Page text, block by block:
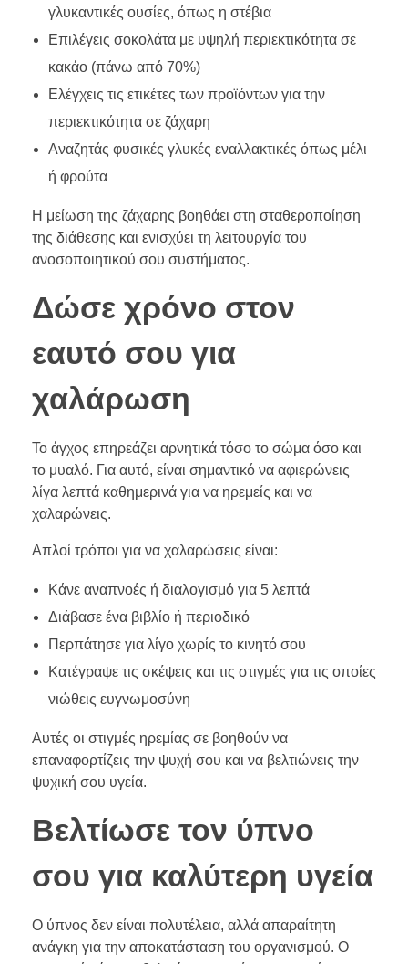
γλυκαντικές ουσίες, όπως η στέβια
Επιλέγεις σοκολάτα με υψηλή περιεκτικότητα σε
κακάο (πάνω από 70%)
Ελέγχεις τις ετικέτες των προϊόντων για την
περιεκτικότητα σε ζάχαρη
Αναζητάς φυσικές γλυκές εναλλακτικές όπως μέλι
ή φρούτα
Η μείωση της ζάχαρης βοηθάει στη σταθεροποίηση
της διάθεσης και ενισχύει τη λειτουργία του
ανοσοποιητικού σου συστήματος.
Δώσε χρόνο στον
εαυτό σου για
χαλάρωση
Το άγχος επηρεάζει αρνητικά τόσο το σώμα όσο και
το μυαλό. Για αυτό, είναι σημαντικό να αφιερώνεις
λίγα λεπτά καθημερινά για να ηρεμείς και να
χαλαρώνεις.
Απλοί τρόποι για να χαλαρώσεις είναι:
Κάνε αναπνοές ή διαλογισμό για 5 λεπτά
Διάβασε ένα βιβλίο ή περιοδικό
Περπάτησε για λίγο χωρίς το κινητό σου
Κατέγραψε τις σκέψεις και τις στιγμές για τις οποίες
νιώθεις ευγνωμοσύνη
Αυτές οι στιγμές ηρεμίας σε βοηθούν να
επαναφορτίζεις την ψυχή σου και να βελτιώνεις την
ψυχική σου υγεία.
Βελτίωσε τον ύπνο
σου για καλύτερη υγεία
Ο ύπνος δεν είναι πολυτέλεια, αλλά απαραίτητη
ανάγκη για την αποκατάσταση του οργανισμού. Ο